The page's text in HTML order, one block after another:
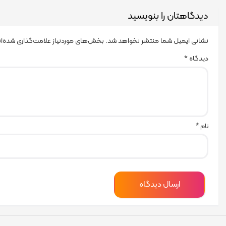
دیدگاهتان را بنویسید
نشانی ایمیل شما منتشر نخواهد شد. بخش‌های موردنیاز علامت‌گذاری
دیدگاه*
نام *